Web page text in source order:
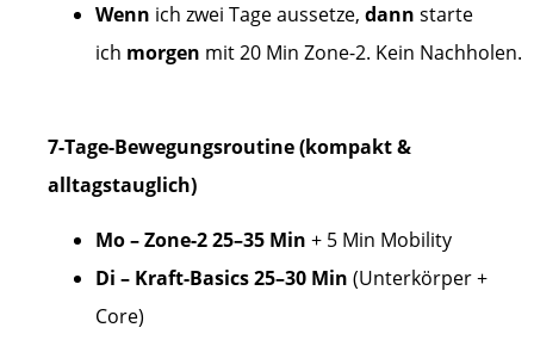
Wenn ich zwei Tage aussetze, dann starte
ich morgen mit 20 Min Zone-2. Kein Nachholen.
7-Tage-Bewegungsroutine (kompakt &
alltagstauglich)
Mo – Zone-2 25–35 Min + 5 Min Mobility
Di – Kraft-Basics 25–30 Min (Unterkörper +
Core)